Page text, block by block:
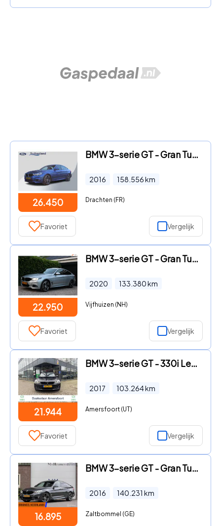
26.450
BMW 3-serie GT - Gran Turismo 340i High Executive M-Sport | Harman/Kardon | H
2016 158.556km
Drachten (FR)
Favoriet Vergelijk
22.950
BMW 3-serie GT - Gran Turismo 320i High Executive Edition | M-Pakket
2020 133.380km
Vijfhuizen (NH)
Favoriet Vergelijk
21.944
BMW 3-serie GT - 330i Leer Navi Automaat
2017 103.264km
Amersfoort (UT)
Favoriet Vergelijk
16.895
BMW 3-serie GT - Gran Turismo 320i M Sport 19'' Pano Stoelverwarming
2016 140.231 km
Zaltbommel (GE)